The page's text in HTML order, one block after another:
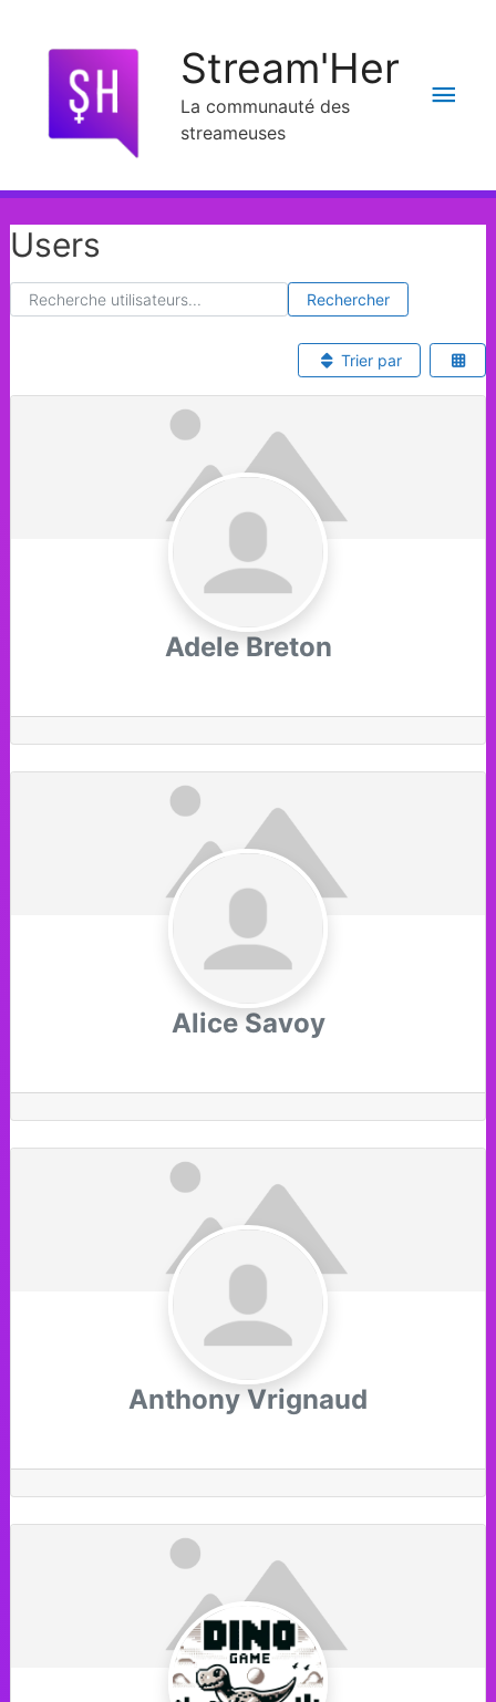
Stream'Her
La communauté des
streameuses
Users
Recherche utilisateurs...
Recherche utilisateurs... Rechercher
Trier par
Adele Breton
Alice Savoy
Anthony Vrignaud